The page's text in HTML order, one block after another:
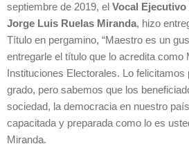
septiembre de 2019, el Vocal
Jorge Luis Ruelas Miranda, hizo
Título en pergamino, “Maestro es un
entregarle el título que lo acredita
Instituciones Electorales. Lo felicitamos
grado, pero sabemos que los
sociedad, la democracia en nuestro
capacitada y preparada como lo es
Miranda.